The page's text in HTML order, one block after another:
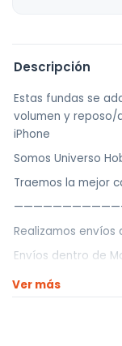
Descripción
Estas fundas se
volumen y reposo/
iPhone
Somos Universo
Traemos la mejor
Realizamos envíos
Envíos dentro de
Envíos Flex en el día.
Ver más